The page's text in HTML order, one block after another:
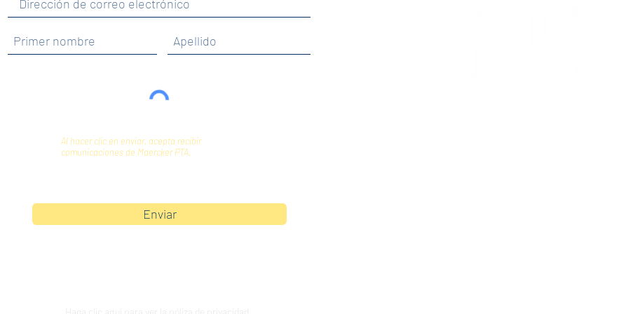
Al hacer clic en enviar, acepta recibir
comunicaciones de Maercker PTA.
Enviar
Haga clic aquí para ver la póliza de privacidad